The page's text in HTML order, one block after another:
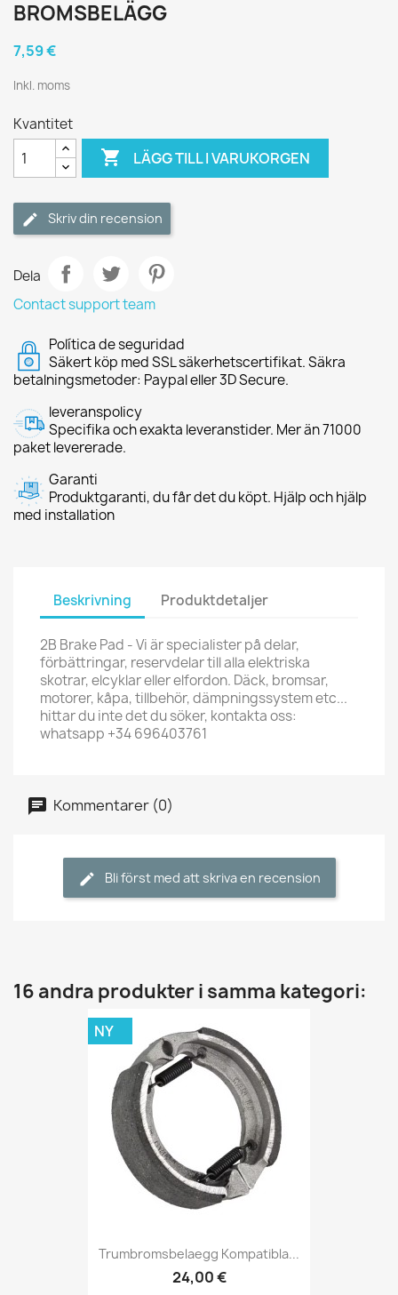
BROMSBELÄGG
7,59 €
Inkl. moms
Kvantitet
 LÄGG TILL I VARUKORGEN
Skriv din recension
Dela
Contact support team
Política de seguridad
Säkert köp med SSL säkerhetscertifikat. Säkra
betalningsmetoder: Paypal eller 3D Secure.
leveranspolicy
Specifika och exakta leveranstider. Mer än 71000
paket levererade.
Garanti
Produktgaranti, du får det du köpt. Hjälp och hjälp
med installation
Beskrivning Produktdetaljer
2B Brake Pad - Vi är specialister på delar,
förbättringar, reservdelar till alla elektriska
skotrar, elcyklar eller elfordon. Däck, bromsar,
motorer, kåpa, tillbehör, dämpningssystem etc...
hittar du inte det du söker, kontakta oss:
whatsapp +34 696403761
Kommentarer (0)
Bli först med att skriva en recension
16 andra produkter i samma kategori:
Trumbromsbelaegg Kompatibla...
24,00 €
NY